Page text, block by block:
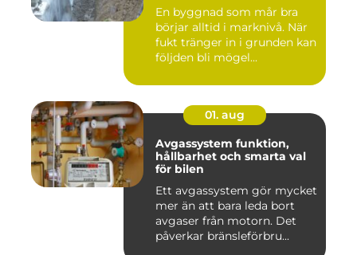
En byggnad som mår bra
börjar alltid i marknivå. När
fukt tränger in i grunden kan
följden bli mögel...
01. aug
Avgassystem funktion,
hållbarhet och smarta val
för bilen
Ett avgassystem gör mycket
mer än att bara leda bort
avgaser från motorn. Det
påverkar bränsleförbru...